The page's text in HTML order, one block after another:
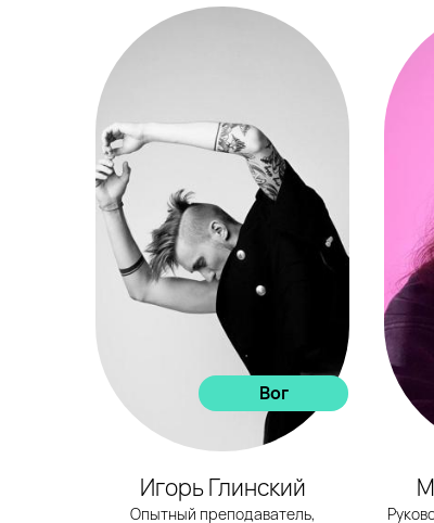
Вог
Игорь Глинский
Опытный преподаватель,